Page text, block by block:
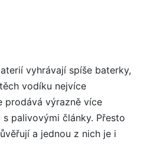
vyhrávají spíše baterky,
vodíku nejvíce
prodává výrazně více
palivovými články. Přesto
a jednou z nich je i